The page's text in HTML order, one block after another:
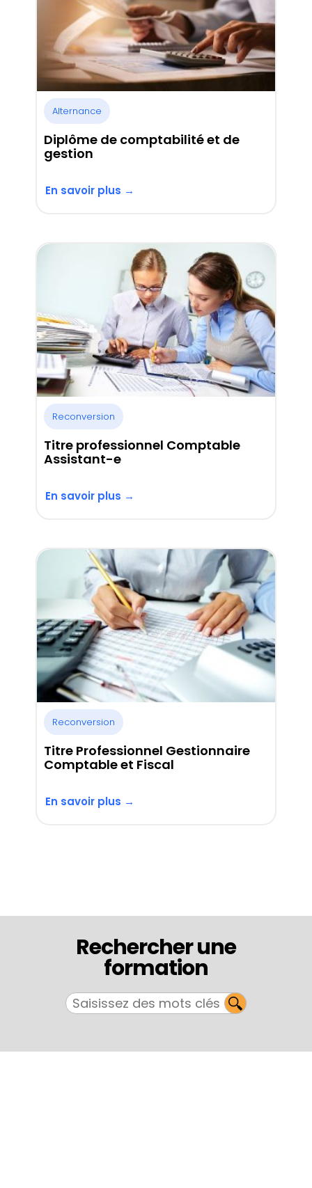
Alternance
Diplôme de comptabilité et de
gestion
En savoir plus →
Reconversion
Titre professionnel Comptable
Assistant-e
En savoir plus →
Reconversion
Titre Professionnel Gestionnaire
Comptable et Fiscal
En savoir plus →
Rechercher une
formation